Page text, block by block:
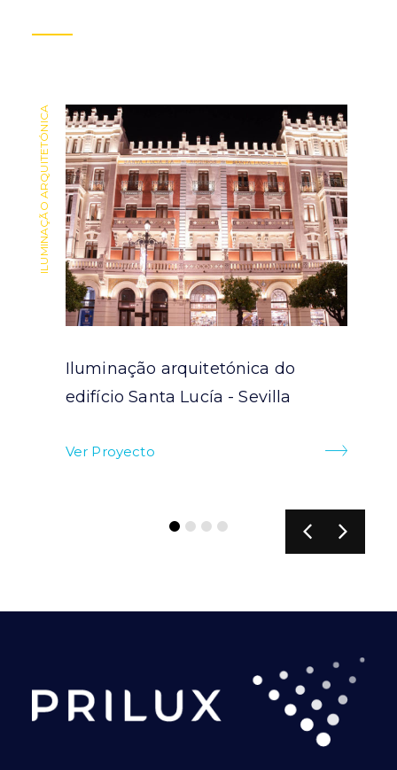
ILUMINAÇÃO ARQUITETÓNICA
Iluminação arquitetónica do
edifício Santa Lucía - Sevilla
Ver Proyecto